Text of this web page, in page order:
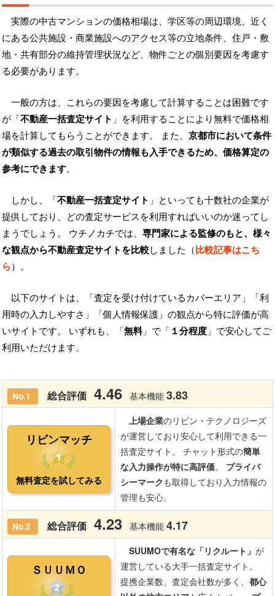
実際の中古マンションの価格相場は、学区等の周辺環境、近く
にある公共施設・商業施設へのアクセス等の立地条件、住戸・敷
地・共有部分の維持管理状況など、物件ごとの個別要因を考慮す
る必要があります。
一般の方は、これらの要因を考慮して計算することは困難です
が「不動産一括査定サイト 」を利用することにより無料で価格相
場を計算してもらうことができます。 また、 京都市において条件
が類似する過去の取引物件の情報も入手できるため、価格算定の
参考にできます。
しかし、「不動産一括査定サイト 」といっても十数社の企業が
提供しており、どの査定サービスを利用すればいいのか迷ってし
まうでしょう。 ウチノカチでは、 専門家による監修のもと、様々
な観点から不動産査定サイトを比較しました（比較記事はこち
ら）。
以下のサイトは、「査定を受け付けているカバーエリア」「利
用時の入力しやすさ」「個人情報保護」の観点から特に評価が高
いサイトです。 いずれも、「無料」で「 １分程度 」で安心してご
利用いただけます。